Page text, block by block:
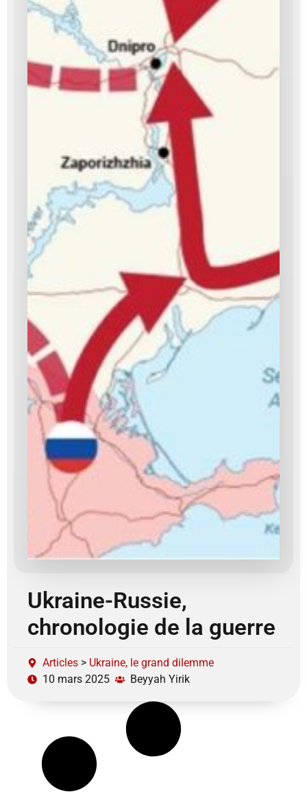
Ukraine-Russie,
chronologie de la guerre
Articles > Ukraine, le grand dilemme
10 mars 2025
Beyyah Yirik